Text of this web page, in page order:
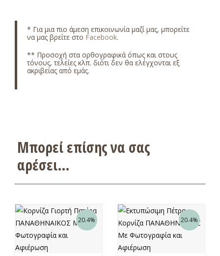
* Για μια πιο άμεση επικοινωνία μαζί μας, μπορείτε
να μας βρείτε στο Facebook.
** Προσοχή στα ορθογραφικά όπως και στους
τόνους, τελείες κλπ. διότι δεν θα ελέγχονται εξ
ακριβείας από εμάς.
Μπορεί επίσης να σας
αρέσει…
20.4% 20.4%